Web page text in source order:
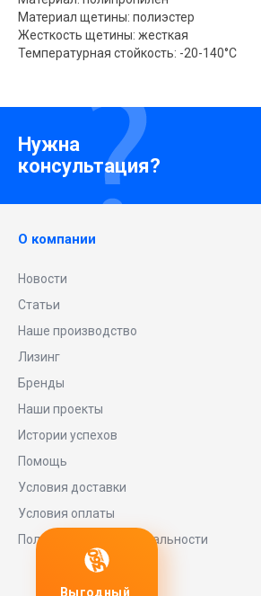
Материал щетины: полиэстер
Жесткость щетины: жесткая
Температурная стойкость: -20-140°C
Нужна
консультация?
О компании
Новости
Статьи
Наше производство
Лизинг
Бренды
Наши проекты
Истории успехов
Помощь
Условия доставки
Условия оплаты
Политика конфиденциальности
Любое